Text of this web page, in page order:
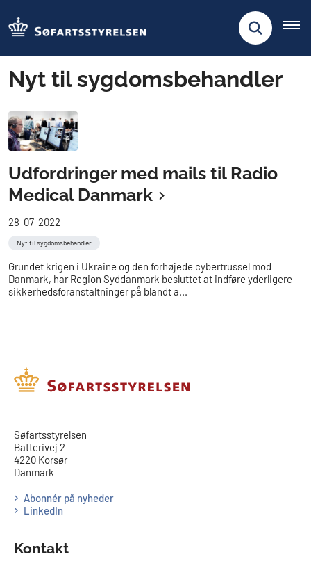
Nyt til sygdomsbehandler
Udfordringer med mails til Radio
Medical Danmark
28-07-2022
Nyt til sygdomsbehandler
Grundet krigen i Ukraine og den forhøjede cybertrussel mod
Danmark, har Region Syddanmark besluttet at indføre yderligere
sikkerhedsforanstaltninger på blandt a...
​​Søfartsstyrelsen
Batterivej 2
4220 Korsør
Danmark
Abonnér på nyheder
LinkedIn
Kontakt